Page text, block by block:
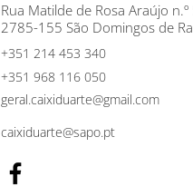
Rua Matilde de Rosa Araújo
2785-155 São Domingos de
+351 214 453 340
+351 968 116 050
geral.caixiduarte@gmail.com
caixiduarte@sapo.pt